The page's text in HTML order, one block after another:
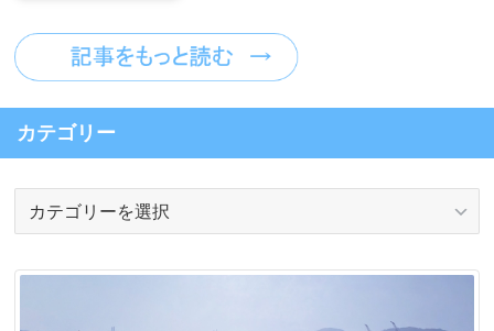
カテゴリー
リ